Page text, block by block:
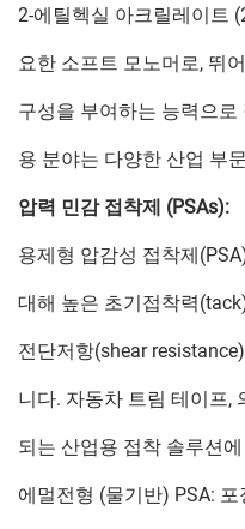
2-에틸헥실 아크릴레이트
요한 소프트 모노머로, 뛰
구성을 부여하는 능력으
용 분야는 다양한 산업 부
압력 민감 접착제 (PSAs):
용제형 압감성 접착제
대해 높은 초기접착력
전단저항(shear
니다. 자동차 트림 테이프,
되는 산업용 접착 솔루션
에멀전형 (물기반) PSA: